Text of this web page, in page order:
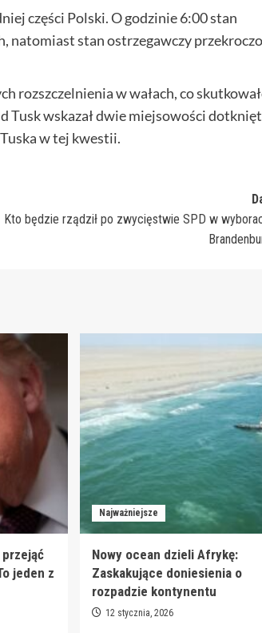
części Polski. O godzinie 6:00 stan
natomiast stan ostrzegawczy
rozszczelnienia w wałach, co
Tusk wskazał dwie miejsowości
w tej kwestii.
Kto będzie rządził po zwycięstwie SPD w
przejąć
jeden z
Najważniejsze
Nowy ocean dzieli Afrykę:
Zaskakujące doniesienia o
rozpadzie kontynentu
12 stycznia, 2026